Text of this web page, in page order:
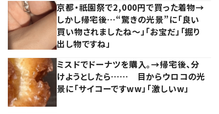
京都・祇園祭で2,000円で買った着物→
しかし帰宅後…“驚きの光景”に「良い
買い物されましたね～」「お宝だ」「掘り
出し物ですね」
ミスドでドーナツを購入。→帰宅後、分
けようとしたら…… 目からウロコの光
景に「サイコーですww」「激しいw」